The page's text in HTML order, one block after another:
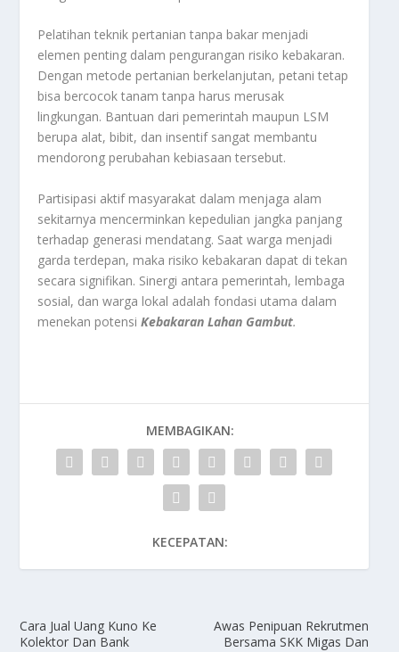
Pelatihan teknik pertanian tanpa bakar menjadi
elemen penting dalam pengurangan risiko kebakaran.
Dengan metode pertanian berkelanjutan, petani tetap
bisa bercocok tanam tanpa harus merusak
lingkungan. Bantuan dari pemerintah maupun LSM
berupa alat, bibit, dan insentif sangat membantu
mendorong perubahan kebiasaan tersebut.
Partisipasi aktif masyarakat dalam menjaga alam
sekitarnya mencerminkan kepedulian jangka panjang
terhadap generasi mendatang. Saat warga menjadi
garda terdepan, maka risiko kebakaran dapat di tekan
secara signifikan. Sinergi antara pemerintah, lembaga
sosial, dan warga lokal adalah fondasi utama dalam
menekan potensiKebakaran Lahan Gambut.
MEMBAGIKAN:
KECEPATAN:
Cara Jual Uang Kuno Ke
Kolektor Dan Bank
Awas Penipuan Rekrutmen
Bersama SKK Migas Dan